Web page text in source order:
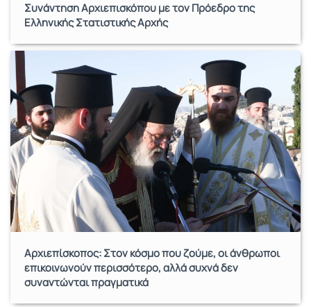
Συνάντηση Αρχιεπισκόπου με τον Πρόεδρο της
Ελληνικής Στατιστικής Αρχής
Αρχιεπίσκοπος: Στον κόσμο που ζούμε, οι άνθρωποι
επικοινωνούν περισσότερο, αλλά συχνά δεν
συναντώνται πραγματικά